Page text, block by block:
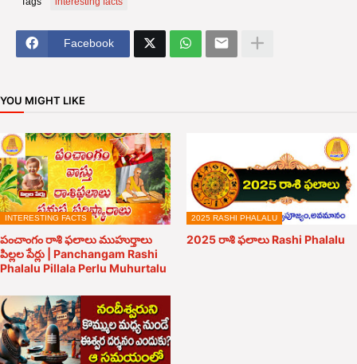
Facebook
YOU MIGHT LIKE
INTERESTING FACTS
పంచాంగం రాశి ఫలాలు ముహుర్తాలు
పిల్లల పేర్లు | Panchangam Rashi
Phalalu Pillala Perlu Muhurtalu
2025 RASHI PHALALU
2025 రాశి ఫలాలు Rashi Phalalu